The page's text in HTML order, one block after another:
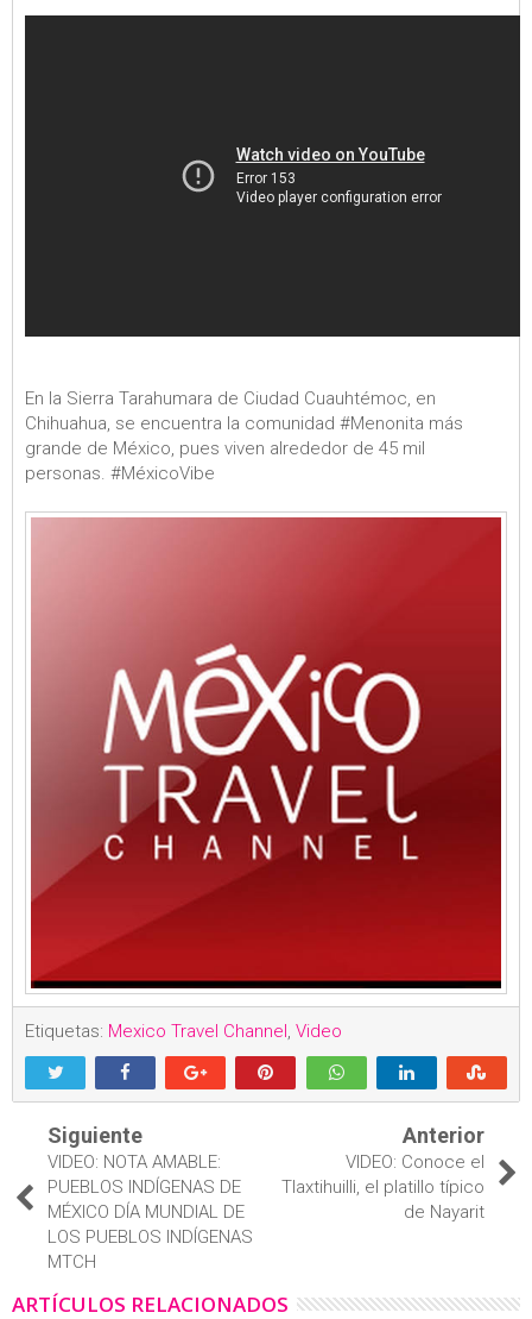
En la Sierra Tarahumara de Ciudad Cuauhtémoc, en
Chihuahua, se encuentra la comunidad #Menonita más
grande de México, pues viven alrededor de 45 mil
personas. #MéxicoVibe
Etiquetas: Mexico Travel Channel, Video
Siguiente
VIDEO: NOTA AMABLE:
PUEBLOS INDÍGENAS DE
MÉXICO DÍA MUNDIAL DE
LOS PUEBLOS INDÍGENAS
MTCH
Anterior
VIDEO: Conoce el
Tlaxtihuilli, el platillo típico
de Nayarit
ARTÍCULOS RELACIONADOS